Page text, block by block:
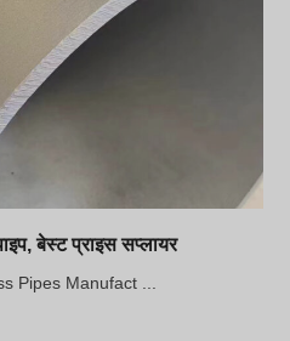
बेस्ट प्राइस सप्लायर
Pipes Manufact ...